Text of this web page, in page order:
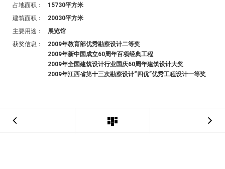
占地面积：
15730平方米
建筑面积：
20030平方米
主要用途：
展览馆
获奖信息：
2009年教育部优秀勘察设计二等奖
2009年新中国成立60周年百项经典工程
2009年全国建筑设计行业国庆60周年建筑设计大奖
2009年江西省第十三次勘察设计“四优”优秀工程设计一等奖